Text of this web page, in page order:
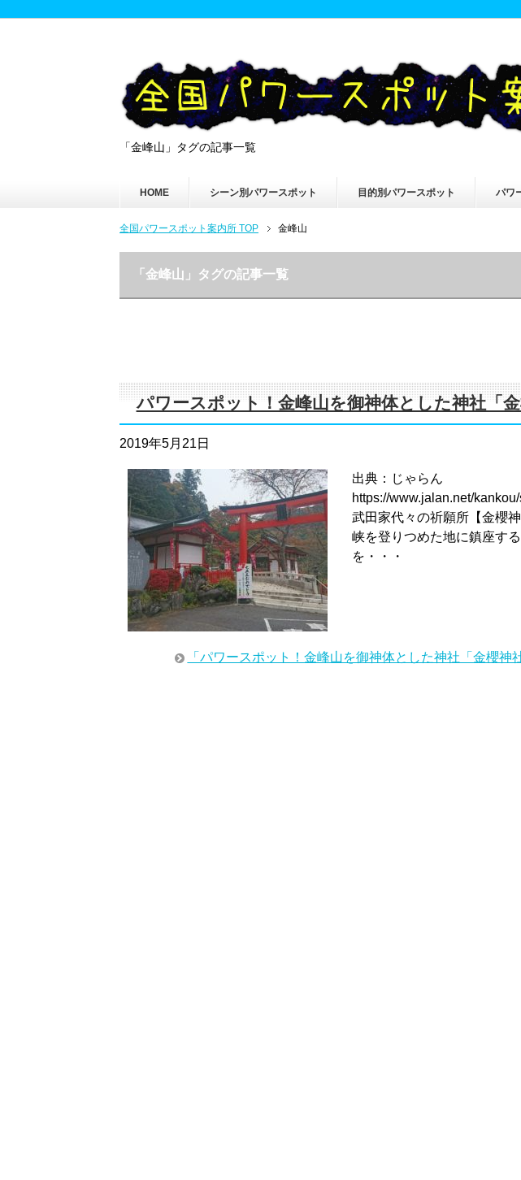
「金峰山」タグの記事一覧
HOME シーン別パワースポット 目的別パワースポット パワ
全国パワースポット案内所 TOP 金峰山
「金峰山」タグの記事一覧
パワースポット！金峰山を御神体とした神社「
2019年5月21日
出典：じゃらん
https://www.jalan.net/
武田家代々の祈願所【金櫻
峡を登りつめた地に鎮座す
を・・・
「パワースポット！金峰山を御神体とした神社「金櫻神